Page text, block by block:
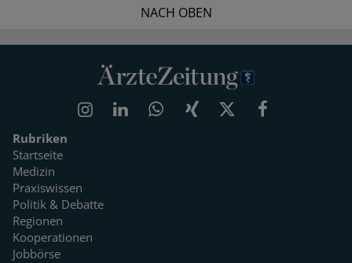
NACH OBEN
Rubriken
Startseite
Medizin
Praxiswissen
Politik & Debatte
Regionen
Kooperationen
Jobbörse